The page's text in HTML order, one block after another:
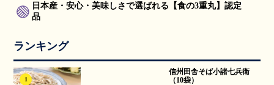
日本産・安心・美味しさで選ばれる【食の3重丸】認定
品
ランキング
1
信州田舎そば小諸七兵衛
（10袋）